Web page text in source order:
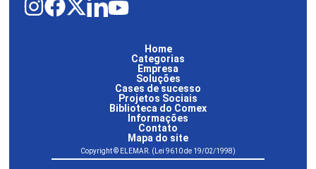
Home
Categorias
Empresa
Soluções
Cases de sucesso
Projetos Sociais
Biblioteca do Comex
Informações
Contato
Mapa do site
Copyright © ELEMAR. (Lei 9610 de 19/02/1998)